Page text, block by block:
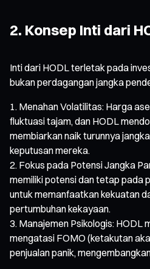
2. Konsep Inti dari
Inti dari HODL terletak pada
bukan perdagangan jangka
Menahan Volatilitas: Harga
fluktuasi tajam, dan HODL
membiarkan naik turunnya
keputusan mereka.
Fokus pada Potensi Jangka
memiliki potensi dan tetap pada
untuk memanfaatkan kekuatan
pertumbuhan kekayaan.
Manajemen Psikologis: HODL
mengatasi FOMO (ketakutan
penjualan panik,